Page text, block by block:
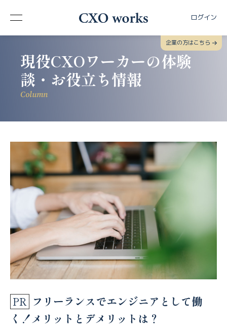
ログイン
企業の方はこちら
現役CXOワーカーの体験
談・お役立ち情報
Column
フリーランスでエンジニアとして働
く！メリットとデメリットは？